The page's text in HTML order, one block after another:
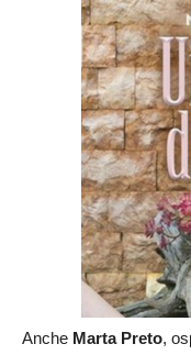
Anche Marta Preto,